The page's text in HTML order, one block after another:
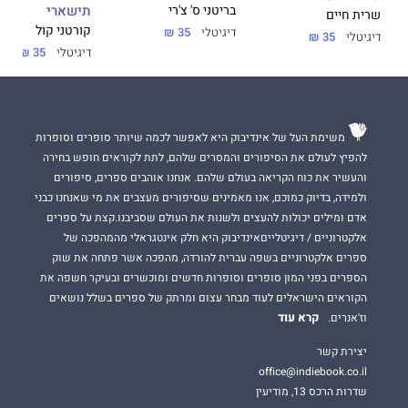
אם תעזוב
הוא ריינג'ר לשעבר ששב הביתה מאפגניסטן. יש
כאלה שיגדירו אותו כגיבור מלחמה, אבל גייב עדיין מתמודד עם
ונשים אקראיות.
עד שהוא פוגש את מדיסון.
מדיסון היללקחה על עצמה את ניהול המסעדה המשפחתית אחרי
המוות הטרגי של הוריה. מאז אין לה זמן לשום דבר אחר, בטח
שלא לגברים, וזה בסדר גמור מבחינתה.
עד שהיא פוגשת את גבריאל.
מהר מאוד הם מבינים שהם נועדו להיות יחד. אבל המפלצת
החבויה בתוכו זוקפת את ראשה המכוער ברגע הלא נכון, ומאדי
שרית חיים
דיגיטלי 35 ₪
בריטני ס' צ'רי
דיגיטלי 35 ₪
תישארי
קורטני קול
דיגיטלי 35 ₪
משימת העל של אינדיבוק היא לאפשר לכמה שיותר סופרים וסופרות
להפיץ לעולם את הסיפורים והמסרים שלהם, לתת לקוראים חופש בחירה
והעשיר את כוח הקריאה בעולם שלהם. אנחנו אוהבים ספרים, סיפורים
ולמידה, בדיוק כמוכם, אנו מאמינים שסיפורים מעצבים את מי שאנחנו כבני
אדם ומילים יכולות להעצים ולשנות את העולם שסביבנו.קצת על ספרים
אלקטרוניים / דיגיטלייםאינדיבוק היא חלק אינטגראלי מהמהפכה של
ספרים אלקטרוניים בשפה עברית להורדה, מהפכה אשר פתחה את שוק
הספרים בפני המון סופרים וסופרות חדשים ומוכשרים ובעיקר חשפה את
הקוראים הישראלים לעוד מבחר עצום ומרתק של ספרים בשלל נושאים
וז'אנרים.
קרא עוד
יצירת קשר
office@indiebook.co.il
שדרות הרכס 13, מודיעין